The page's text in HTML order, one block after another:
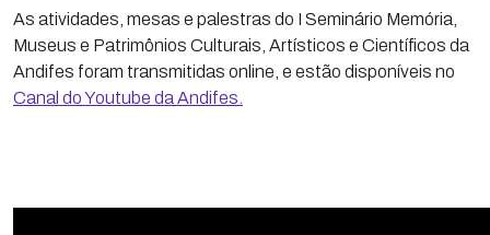
As atividades, mesas e palestras do I Seminário Memória,
Museus e Patrimônios Culturais, Artísticos e Científicos da
Andifes foram transmitidas online, e estão disponíveis no
Canal do Youtube da Andifes.